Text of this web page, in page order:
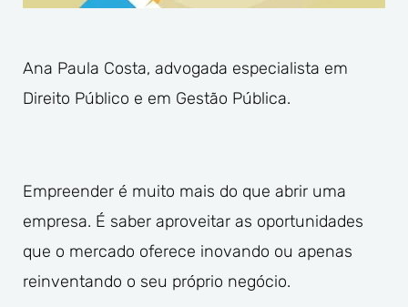
Ana Paula Costa, advogada especialista em
Direito Público e em Gestão Pública.
Empreender é muito mais do que abrir uma
empresa. É saber aproveitar as oportunidades
que o mercado oferece inovando ou apenas
reinventando o seu próprio negócio.